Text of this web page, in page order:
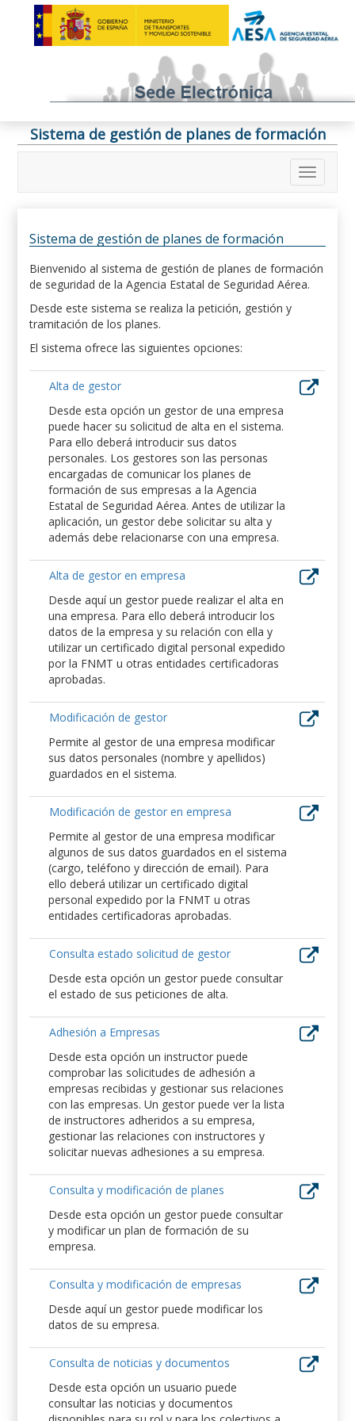
Sistema de gestión de planes de formación
Sistema de gestión de planes de formación
Bienvenido al sistema de gestión de planes de formación
de seguridad de la Agencia Estatal de Seguridad Aérea.
Desde este sistema se realiza la petición, gestión y
tramitación de los planes.
El sistema ofrece las siguientes opciones:
Alta de gestor
Desde esta opción un gestor de una empresa
puede hacer su solicitud de alta en el sistema.
Para ello deberá introducir sus datos
personales. Los gestores son las personas
encargadas de comunicar los planes de
formación de sus empresas a la Agencia
Estatal de Seguridad Aérea. Antes de utilizar la
aplicación, un gestor debe solicitar su alta y
además debe relacionarse con una empresa.
Alta de gestor en empresa
Desde aquí un gestor puede realizar el alta en
una empresa. Para ello deberá introducir los
datos de la empresa y su relación con ella y
utilizar un certificado digital personal expedido
por la FNMT u otras entidades certificadoras
aprobadas.
Modificación de gestor
Permite al gestor de una empresa modificar
sus datos personales (nombre y apellidos)
guardados en el sistema.
Modificación de gestor en empresa
Permite al gestor de una empresa modificar
algunos de sus datos guardados en el sistema
(cargo, teléfono y dirección de email). Para
ello deberá utilizar un certificado digital
personal expedido por la FNMT u otras
entidades certificadoras aprobadas.
Consulta estado solicitud de gestor
Desde esta opción un gestor puede consultar
el estado de sus peticiones de alta.
Adhesión a Empresas
Desde esta opción un instructor puede
comprobar las solicitudes de adhesión a
empresas recibidas y gestionar sus relaciones
con las empresas. Un gestor puede ver la lista
de instructores adheridos a su empresa,
gestionar las relaciones con instructores y
solicitar nuevas adhesiones a su empresa.
Consulta y modificación de planes
Desde esta opción un gestor puede consultar
y modificar un plan de formación de su
empresa.
Consulta y modificación de empresas
Desde aquí un gestor puede modificar los
datos de su empresa.
Consulta de noticias y documentos
Desde esta opción un usuario puede
consultar las noticias y documentos